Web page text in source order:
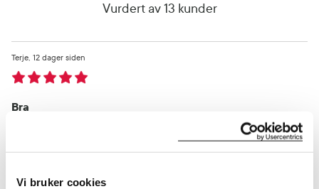
Vi bruker cookies
Vurdert av 13 kunder
Bra
12 dager siden
Terje